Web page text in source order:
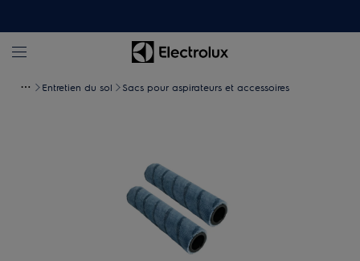
Entretien du sol Sacs pour aspirateurs et accessoires